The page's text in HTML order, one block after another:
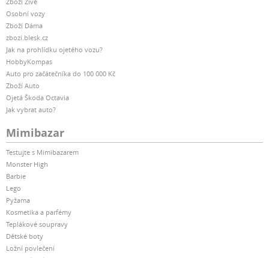
Osobní vozy
Zboží Dáma
zbozi.blesk.cz
Jak na prohlídku ojetého vozu?
HobbyKompas
Auto pro začátečníka do 100 000 Kč
Zboží Auto
Ojetá Škoda Octavia
Jak vybrat auto?
Mimibazar
Testujte s Mimibazarem
Monster High
Barbie
Lego
Pyžama
Kosmetika a parfémy
Teplákové soupravy
Dětské boty
Ložní povlečení